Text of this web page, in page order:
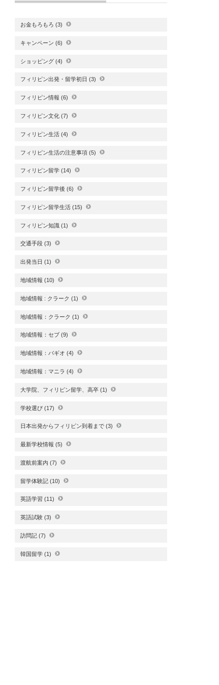
お金もろもろ (3)
キャンペーン (6)
ショッピング (4)
フィリピン出発・留学初日 (3)
フィリピン情報 (6)
フィリピン文化 (7)
フィリピン生活 (4)
フィリピン生活の注意事項 (5)
フィリピン留学 (14)
フィリピン留学後 (6)
フィリピン留学生活 (15)
フィリピン知識 (1)
交通手段 (3)
出発当日 (1)
地域情報 (10)
地域情報 : クラーク (1)
地域情報：クラーク (1)
地域情報：セブ (9)
地域情報：バギオ (4)
地域情報：マニラ (4)
大学院、フィリピン留学、高卒 (1)
学校選び (17)
日本出発からフィリピン到着まで (3)
最新学校情報 (5)
渡航前案内 (7)
留学体験記 (10)
英語学習 (11)
英語試験 (3)
訪問記 (7)
韓国留学 (1)